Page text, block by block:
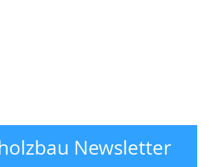
Newsletter